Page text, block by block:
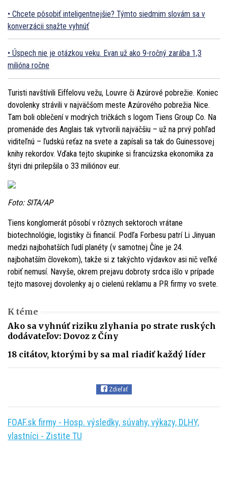
Chcete pôsobiť inteligentnejšie? Týmto siedmim slovám sa v
konverzácii snažte vyhnúť
Úspech nie je otázkou veku. Evan už ako 9-ročný zarába 1,3
milióna ročne
Turisti navštívili Eiffelovu vežu, Louvre či Azúrové pobrežie. Koniec
dovolenky strávili v najväčšom meste Azúrového pobrežia Nice.
Tam boli oblečení v modrých tričkách s logom Tiens Group Co. Na
promenáde des Anglais tak vytvorili najväčšiu – už na prvý pohľad
viditeľnú – ľudskú reťaz na svete a zapísali sa tak do Guinessovej
knihy rekordov. Vďaka tejto skupinke si francúzska ekonomika za
štyri dni prilepšila o 33 miliónov eur.
Foto: SITA/AP
Tiens konglomerát pôsobí v rôznych sektoroch vrátane
biotechnológie, logistiky či financií. Podľa Forbesu patrí Li Jinyuan
medzi najbohatších ľudí planéty (v samotnej Číne je 24.
najbohatším človekom), takže si z takýchto výdavkov asi nič veľké
robiť nemusí. Navyše, okrem prejavu dobroty srdca išlo v prípade
tejto masovej dovolenky aj o cielenú reklamu a PR firmy vo svete.
K téme
Ako sa vyhnúť riziku zlyhania po strate ruských
dodávateľov: Dovoz z Číny
18 citátov, ktorými by sa mal riadiť každý líder
Zdieľať
FOAF.sk firmy - Hosp. výsledky, súvahy, výkazy, DLHY,
vlastníci - Zistite TU